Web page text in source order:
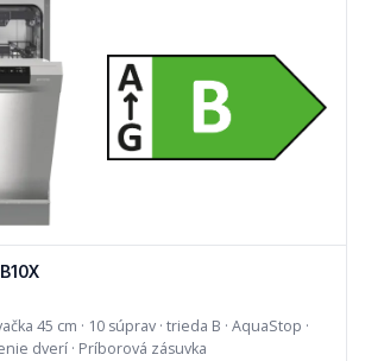
cm · 10 súprav · trieda B · AquaStop ·
Automatické otvorenie dverí · Príborová zásuvka